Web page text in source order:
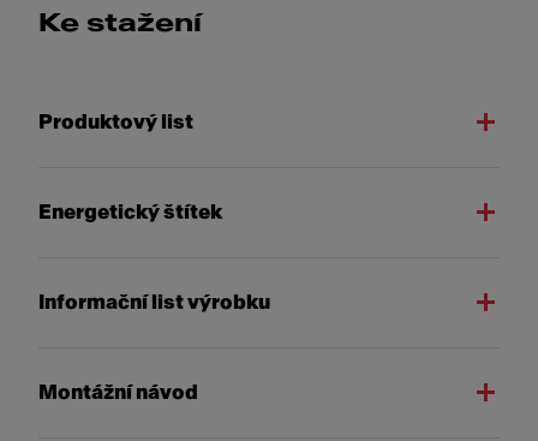
Ke stažení
Produktový list
Energetický štítek
Informační list výrobku
Montážní návod